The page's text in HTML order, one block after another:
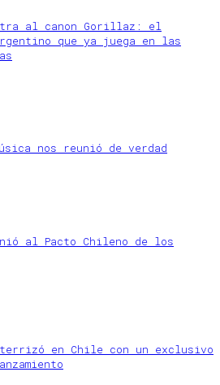
al canon Gorillaz: el
que ya juega en las
nos reunió de verdad
al Pacto Chileno de los
en Chile con un exclusivo